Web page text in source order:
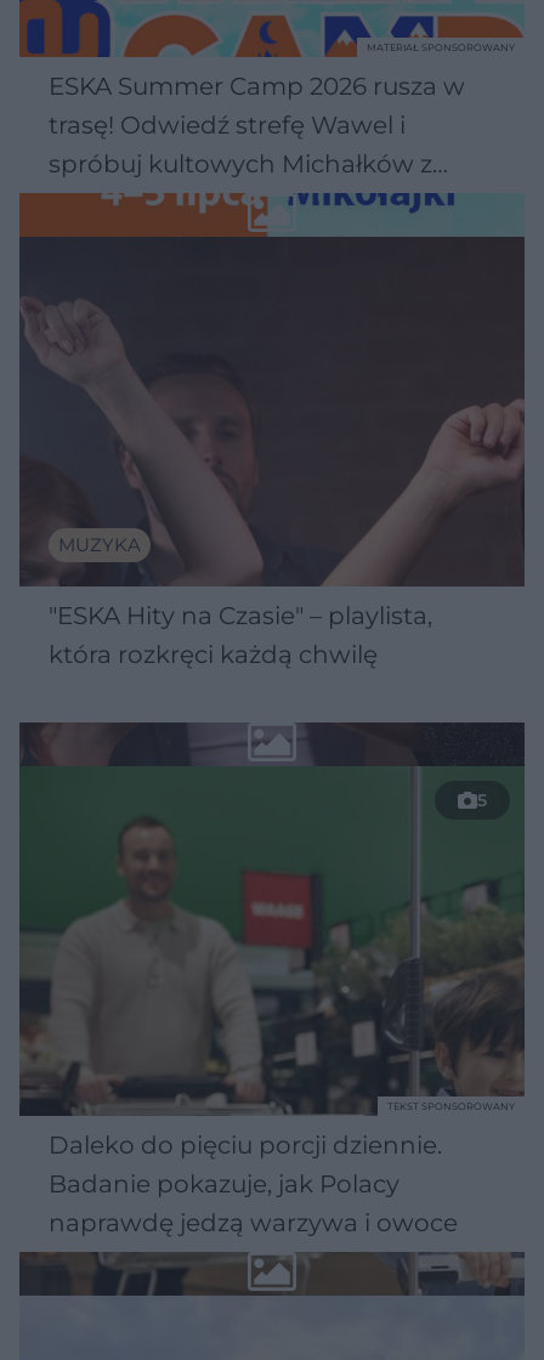
ESKA Summer Camp 2026 rusza w
trasę! Odwiedź strefę Wawel i
spróbuj kultowych Michałków z
Wawelu
MATERIAŁ SPONSOROWANY
MUZYKA
"ESKA Hity na Czasie" – playlista,
która rozkręci każdą chwilę
5
Daleko do pięciu porcji dziennie.
Badanie pokazuje, jak Polacy
naprawdę jedzą warzywa i owoce
TEKST SPONSOROWANY